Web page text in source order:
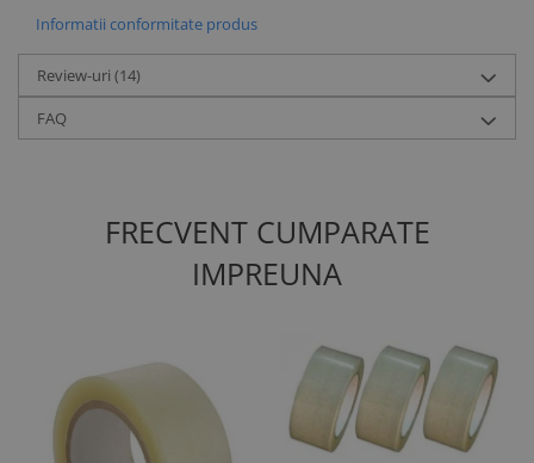
Informatii conformitate produs
Review-uri (14)
FAQ
FRECVENT CUMPARATE
IMPREUNA